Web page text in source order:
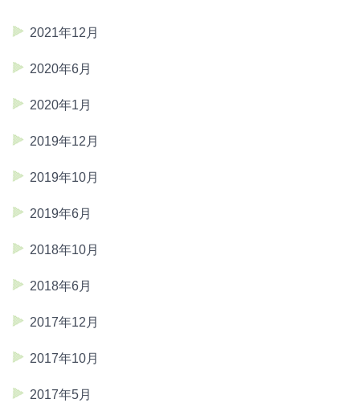
2021年12月
2020年6月
2020年1月
2019年12月
2019年10月
2019年6月
2018年10月
2018年6月
2017年12月
2017年10月
2017年5月